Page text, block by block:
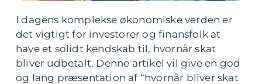
I dagens komplekse økonomiske verden er
det vigtigt for investorer og finansfolk at
have et solidt kendskab til, hvornår skat
bliver udbetalt. Denne artikel vil give en god
og lang præsentation af “hvornår bliver skat